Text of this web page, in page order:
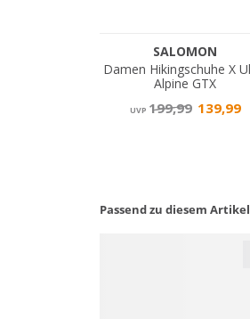
Passend zu diesem Artikel